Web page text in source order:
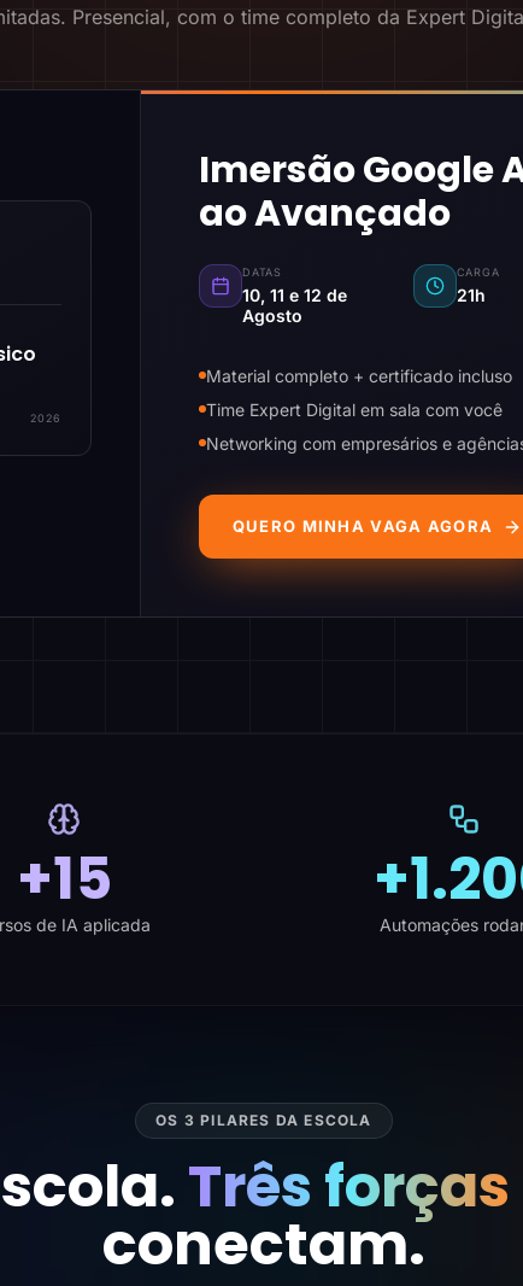
Presencial, com o time completo da Expert
2026
Imersão Google
ao Avançado
DATAS
10, 11 e 12 de
Agosto
CARGA
21h
Material completo + certificado incluso
Time Expert Digital em sala com você
Networking com empresários e
QUERO MINHA VAGA AGORA
+15
de IA aplicada Automações
OS 3 PILARES DA ESCOLA
Três forças
conectam.